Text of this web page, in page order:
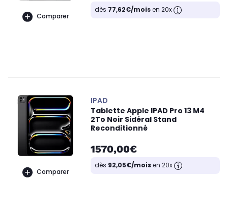
Comparer
dès 77,62€/moisen 20x
Comparer
IPAD
Tablette Apple IPAD Pro 13 M4
2To Noir Sidéral Stand
Reconditionné
1570,00€
dès 92,05€/moisen 20x